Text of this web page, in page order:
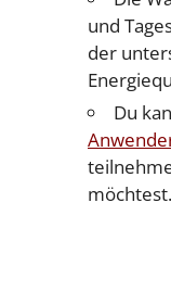
und
der
Du
möchtest.